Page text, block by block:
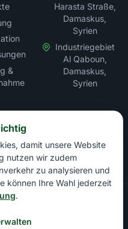
&
Harasta Straße,
Damaskus,
Syrien
Industriegebiet
Al Qaboun,
Damaskus,
Syrien
vorbehalten.
damit unsere Website
nutzen wir zudem
zu analysieren und
können Ihre Wahl jederzeit
.